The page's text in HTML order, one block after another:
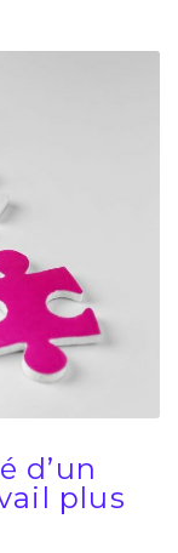
d’un
plus